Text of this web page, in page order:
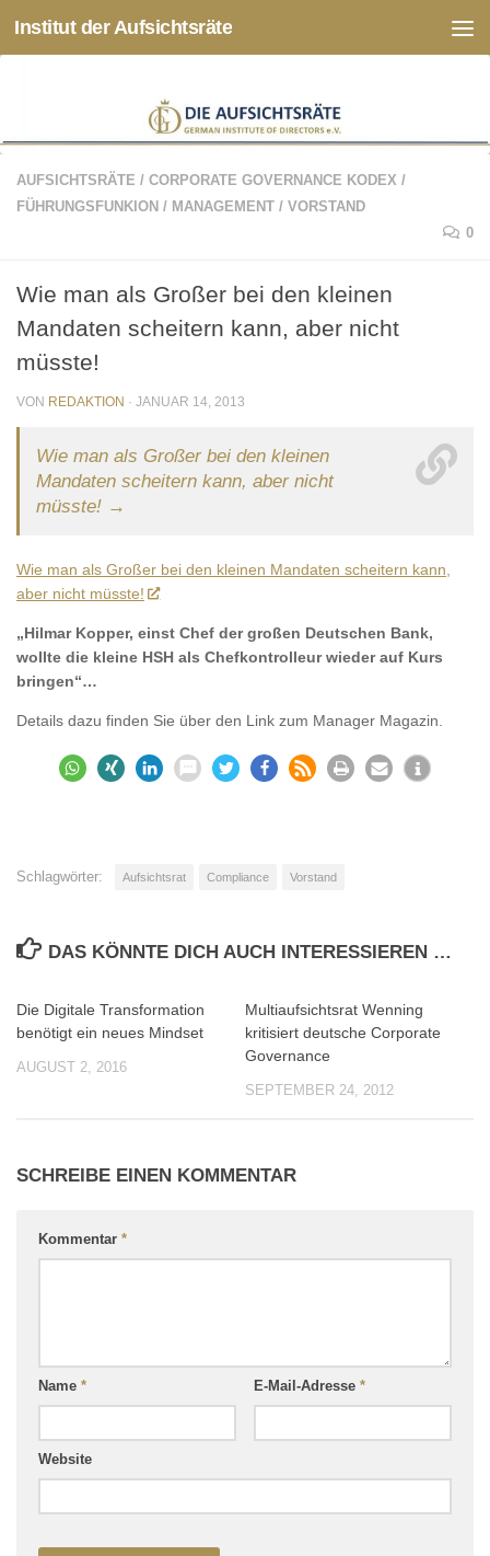
Zum Inhalt springen
Institut der Aufsichtsräte
AUFSICHTSRÄTE / CORPORATE GOVERNANCE KODEX /
FÜHRUNGSFUNKION / MANAGEMENT / VORSTAND
0
Wie man als Großer bei den kleinen
Mandaten scheitern kann, aber nicht
müsste!
VON REDAKTION · JANUAR 14, 2013
Wie man als Großer bei den kleinen
Mandaten scheitern kann, aber nicht
müsste! →
Wie man als Großer bei den kleinen Mandaten scheitern kann,
aber nicht müsste!
„Hilmar Kopper, einst Chef der großen Deutschen Bank,
wollte die kleine HSH als Chefkontrolleur wieder auf Kurs
bringen“…
Details dazu finden Sie über den Link zum Manager Magazin.
Schlagwörter: Aufsichtsrat Compliance Vorstand
DAS KÖNNTE DICH AUCH INTERESSIEREN …
Die Digitale Transformation
benötigt ein neues Mindset
AUGUST 2, 2016
Multiaufsichtsrat Wenning
kritisiert deutsche Corporate
Governance
SEPTEMBER 24, 2012
SCHREIBE EINEN KOMMENTAR
Kommentar *
Name * E-Mail-Adresse *
Website